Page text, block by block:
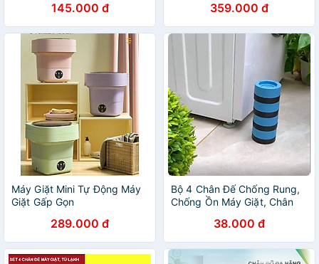
Năng,Khung Inox Đế Nhựa
Chống Rung
145.000 đ 359.000 đ
Máy Giặt Mini Tự Động Máy
Giặt Gấp Gọn
289.000 đ
Bộ 4 Chân Đế Chống Rung,
Chống Ồn Máy Giặt, Chân
38.000 đ